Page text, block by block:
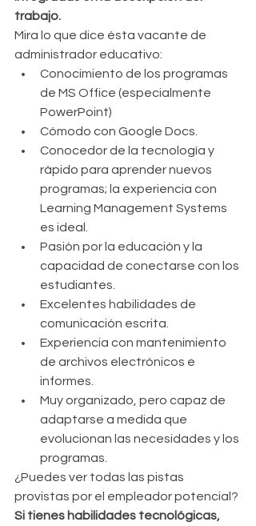
trabajo.
Mira lo que dice ésta vacante de
administrador educativo:
Conocimiento de los programas
de MS Office (especialmente
PowerPoint)
Cómodo con Google Docs.
Conocedor de la tecnología y
rápido para aprender nuevos
programas; la experiencia con
Learning Management Systems
es ideal.
Pasión por la educación y la
capacidad de conectarse con los
estudiantes.
Excelentes habilidades de
comunicación escrita.
Experiencia con mantenimiento
de archivos electrónicos e
informes.
Muy organizado, pero capaz de
adaptarse a medida que
evolucionan las necesidades y los
programas.
¿Puedes ver todas las pistas
provistas por el empleador potencial?
Si tienes habilidades tecnológicas,